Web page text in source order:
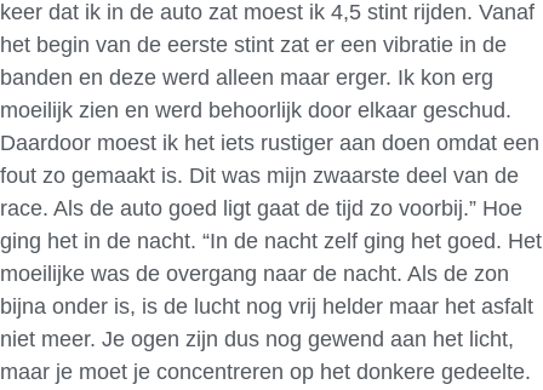
keer dat ik in de auto zat moest ik 4,5 stint rijden. Vanaf
het begin van de eerste stint zat er een vibratie in de
banden en deze werd alleen maar erger. Ik kon erg
moeilijk zien en werd behoorlijk door elkaar geschud.
Daardoor moest ik het iets rustiger aan doen omdat een
fout zo gemaakt is. Dit was mijn zwaarste deel van de
race. Als de auto goed ligt gaat de tijd zo voorbij.” Hoe
ging het in de nacht. “In de nacht zelf ging het goed. Het
moeilijke was de overgang naar de nacht. Als de zon
bijna onder is, is de lucht nog vrij helder maar het asfalt
niet meer. Je ogen zijn dus nog gewend aan het licht,
maar je moet je concentreren op het donkere gedeelte.